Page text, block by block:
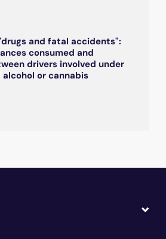
and fatal accidents":
consumed and
drivers involved under
or cannabis